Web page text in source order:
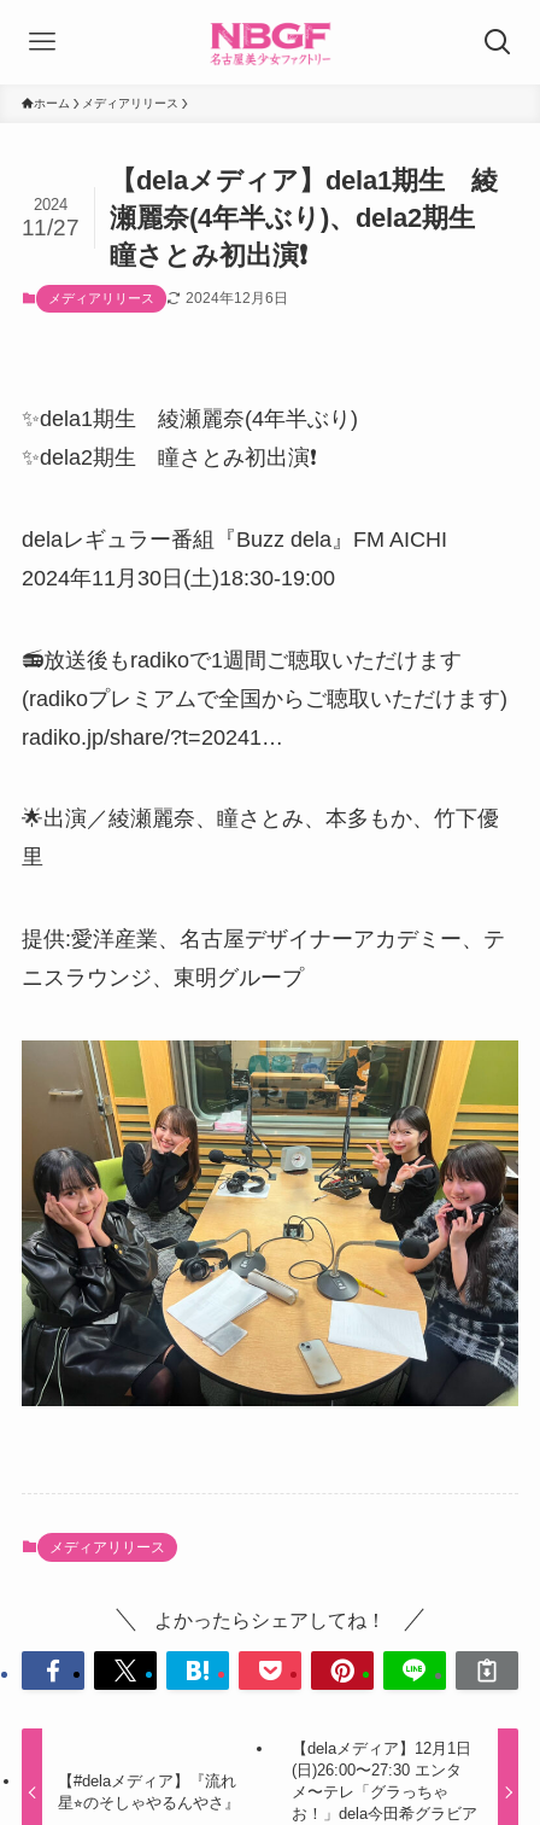
ホーム メディアリリース
【delaメディア】dela1期生 綾
瀬麗奈(4年半ぶり)、dela2期生
瞳さとみ初出演❗️
2024
11/27
メディアリリース 2024年12月6日
✨dela1期生 綾瀬麗奈(4年半ぶり)
✨dela2期生 瞳さとみ初出演❗️
delaレギュラー番組『Buzz dela』FM AICHI
2024年11月30日(土)18:30-19:00
📻放送後もradikoで1週間ご聴取いただけます
(radikoプレミアムで全国からご聴取いただけます)
radiko.jp/share/?t=20241…
🌟出演／綾瀬麗奈、瞳さとみ、本多もか、竹下優
里
提供:愛洋産業、名古屋デザイナーアカデミー、テ
ニスラウンジ、東明グループ
メディアリリース
よかったらシェアしてね！
【#delaメディア】『流れ
星⭐︎のそしゃやるんやさ』
【delaメディア】12月1日
(日)26:00〜27:30 エンタ
メ〜テレ「グラっちゃ
お！」dela今田希グラビア